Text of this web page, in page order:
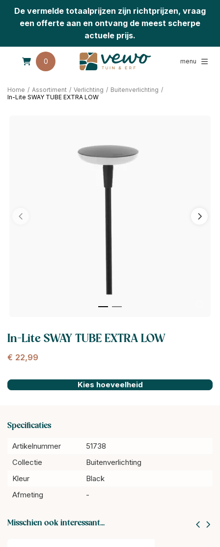
De vermelde totaalprijzen zijn richtprijzen, vraag
een offerte aan en ontvang de meest scherpe
actuele prijs.
0 menu
Home / Assortiment / Verlichting / Buitenverlichting /
In-Lite SWAY TUBE EXTRA LOW
In-Lite SWAY TUBE EXTRA LOW
€ 22,99
Kies hoeveelheid
Specificaties
Artikelnummer
51738
Collectie
Buitenverlichting
Kleur
Black
Afmeting
-
Misschien ook interessant...